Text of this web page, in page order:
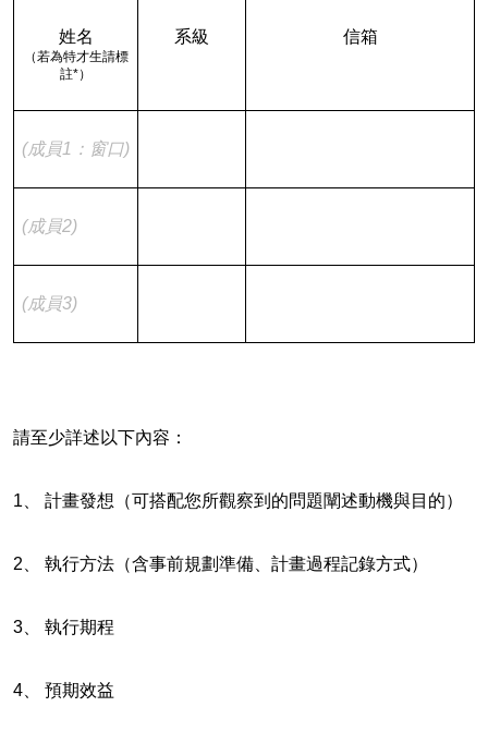
姓名
（若為特才生請標
註*）
系級 信箱
(成員1：窗口)
(成員2)
(成員3)
請至少詳述以下內容：
1、 計畫發想（可搭配您所觀察到的問題闡述動機與目的）
2、 執行方法（含事前規劃準備、計畫過程記錄方式）
3、 執行期程
4、 預期效益